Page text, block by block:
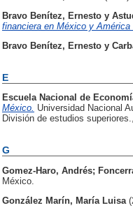
Bravo Benítez, Ernesto y
financiera en México y América
Bravo Benítez, Ernesto y
E
Escuela Nacional de
México. Universidad Nacional
División de estudios
G
Gomez-Haro, Andrés;
México.
González Marín, María Luisa